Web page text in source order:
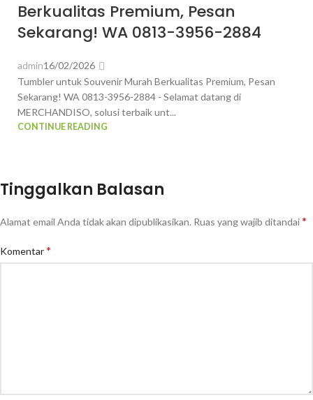
Berkualitas Premium, Pesan
Sekarang! WA 0813-3956-2884
admin16/02/2026
Tumbler untuk Souvenir Murah Berkualitas Premium, Pesan
Sekarang! WA 0813-3956-2884 - Selamat datang di
MERCHANDISO, solusi terbaik unt...
CONTINUE READING
Tinggalkan Balasan
Alamat email Anda tidak akan dipublikasikan. Ruas yang wajib ditandai*
Komentar*